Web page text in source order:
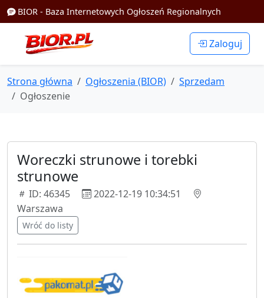
BIOR - Baza Internetowych Ogłoszeń Regionalnych
Zaloguj
Strona główna Ogłoszenia (BIOR)
Sprzedam
Ogłoszenie
Woreczki strunowe i torebki
strunowe
ID: 46345
2022-12-19 10:34:51
Warszawa
Wróć do listy